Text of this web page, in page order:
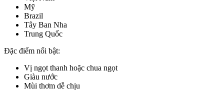
Mỹ
Brazil
Tây Ban Nha
Trung Quốc
Đặc điểm nổi bật:
Vị ngọt thanh hoặc chua ngọt
Giàu nước
Mùi thơm dễ chịu